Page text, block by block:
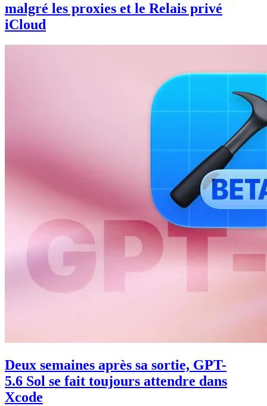
malgré les proxies et le Relais privé
iCloud
Deux semaines après sa sortie, GPT-
5.6 Sol se fait toujours attendre dans
Xcode